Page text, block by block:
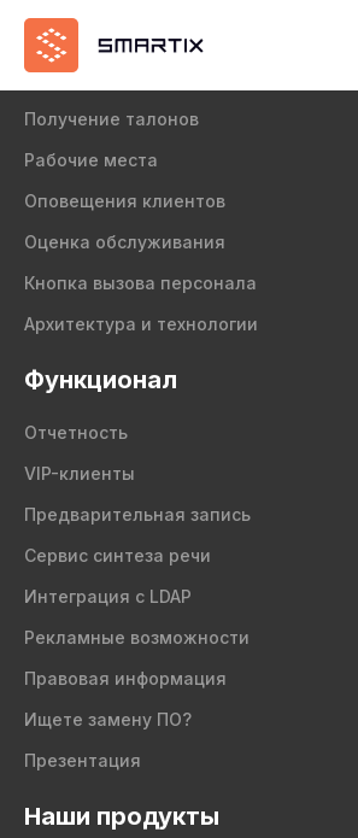
Продукт
Получение талонов
Рабочие места
Оповещения клиентов
Оценка обслуживания
Кнопка вызова персонала
Архитектура и технологии
Функционал
Отчетность
VIP-клиенты
Предварительная запись
Сервис синтеза речи
Интеграция с LDAP
Рекламные возможности
Правовая информация
Ищете замену ПО?
Презентация
Наши продукты